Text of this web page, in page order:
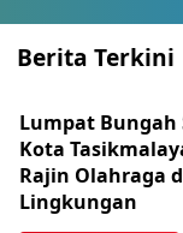
Berita Terkini
Lumpat Bungah
Kota
Rajin Olahraga
Lingkungan